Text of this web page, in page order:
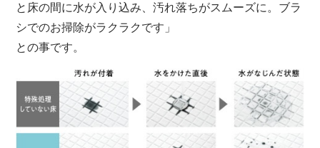
と床の間に水が入り込み、汚れ落ちがスムーズに。ブラ
シでのお掃除がラクラクです」
との事です。